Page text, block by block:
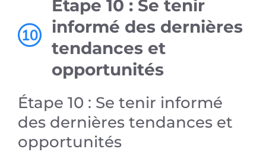
10
Étape 10 : Se tenir
informé des dernières
tendances et
opportunités
Étape 10 : Se tenir informé
des dernières tendances et
opportunités